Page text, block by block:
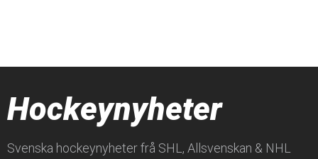
Hockeynyheter
Svenska hockeynyheter frå SHL, Allsvenskan & NHL